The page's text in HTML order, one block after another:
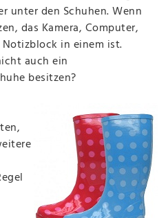
unter den Schuhen. Wenn
das Kamera, Computer,
in einem ist.
auch ein
besitzen?